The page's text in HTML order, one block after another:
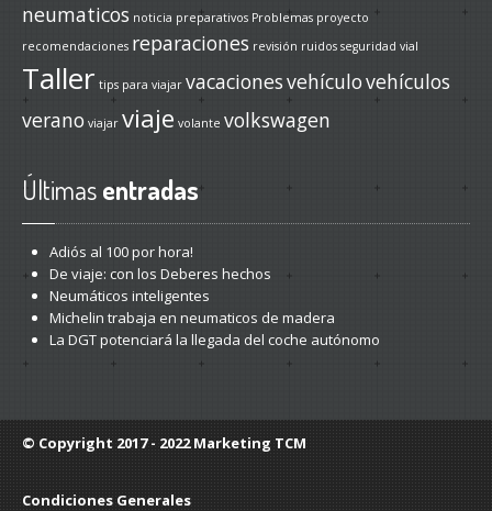
neumaticos noticia preparativos Problemas proyecto
recomendaciones reparaciones revisión ruidos seguridad vial
Taller tips para viajar vacacionesvehículovehículos
verano viajar viaje volante volkswagen
Últimasentradas
Adiós al 100 por hora!
De viaje: con los Deberes hechos
Neumáticos inteligentes
Michelin trabaja en neumaticos de madera
La DGT potenciará la llegada del coche autónomo
© Copyright 2017 - 2022Marketing TCM
Condiciones Generales